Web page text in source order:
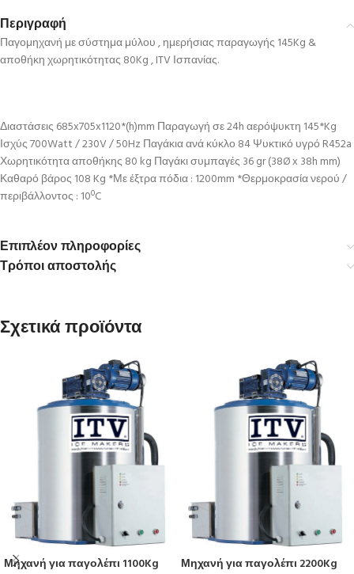
Περιγραφή
Παγομηχανή με σύστημα μύλου , ημερήσιας παραγωγής 145Kg &
αποθήκη χωρητικότητας 80Kg , ITV Ισπανίας.
Διαστάσεις 685x705x1120*(h)mm Παραγωγή σε 24h αερόψυκτη 145*Kg
Ισχύς 700Watt / 230V / 50Hz Παγάκια ανά κύκλο 84 Ψυκτικό υγρό R452a
Χωρητικότητα αποθήκης 80 kg Παγάκι συμπαγές 36 gr (38Ø x 38h mm)
Καθαρό βάρος 108 Kg *Με έξτρα πόδια : 1200mm *Θερμοκρασία νερού /
περιβάλλοντος : 10ºC
Επιπλέον πληροφορίες
Τρόποι αποστολής
Σχετικά προϊόντα
Μηχανή για παγολέπι 1100Kg
Μηχανή για παγολέπι 2200Kg